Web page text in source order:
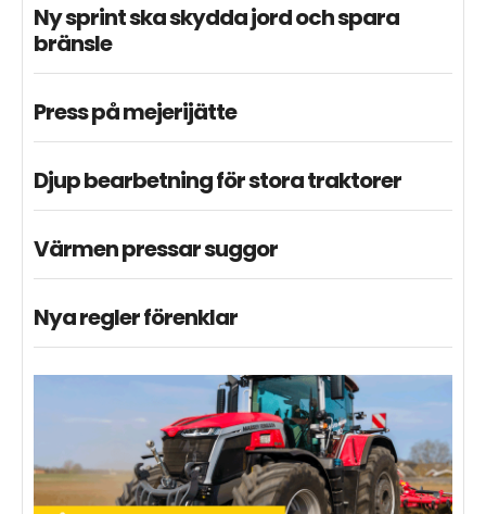
Ny sprint ska skydda jord och spara
bränsle
Press på mejerijätte
Djup bearbetning för stora traktorer
Värmen pressar suggor
Nya regler förenklar